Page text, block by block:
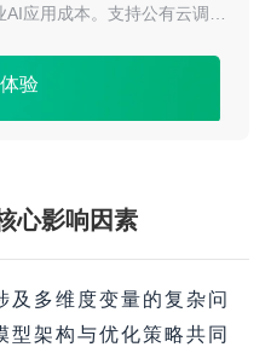
应用成本。支持公有云调用
验
心影响因素
及多维度变量的复杂问
型架构与优化策略共同